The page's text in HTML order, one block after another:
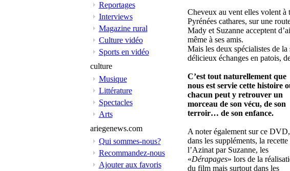
Reportages
Interviews
Magazine rural
Culture vidéo
Sports en vidéo
culture
Musique
Littérature
Spectacles
Arts
ariegenews.com
Qui sommes-nous?
Recommandez-nous
Ajouter aux favoris
Cheveux au vent elles volent à
Pyrénées cathares, sur une
Mady et Suzanne acceptent
même à ses amis.
Mais les deux spécialistes de
délicieux échanges en patois,
C’est tout naturellement que
nous est servie cette histoire
chacun peut y retrouver un
morceau de son vécu, de son
terroir… de son enfance.
A noter également sur ce DVD,
dans les suppléments, la recette
l’Azinat par Suzanne, les
«Dérapages» lors de la
du film mais surtout dans les